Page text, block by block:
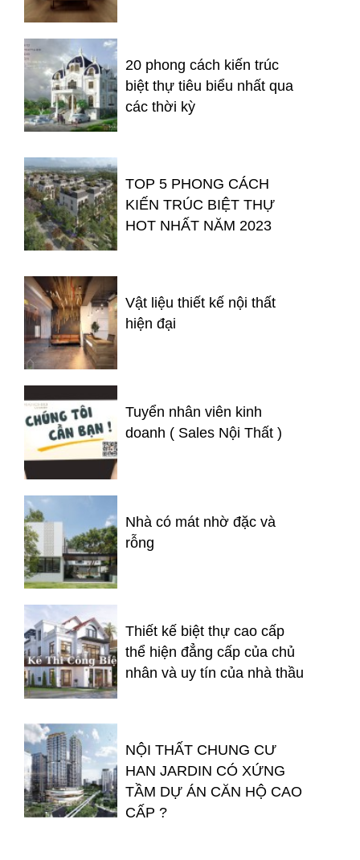
20 phong cách kiến trúc
biệt thự tiêu biểu nhất qua
các thời kỳ
TOP 5 PHONG CÁCH
KIẾN TRÚC BIỆT THỰ
HOT NHẤT NĂM 2023
Vật liệu thiết kế nội thất
hiện đại
Tuyển nhân viên kinh
doanh ( Sales Nội Thất )
Nhà có mát nhờ đặc và
rỗng
Thiết kế biệt thự cao cấp
thể hiện đẳng cấp của chủ
nhân và uy tín của nhà thầu
NỘI THẤT CHUNG CƯ
HAN JARDIN CÓ XỨNG
TẦM DỰ ÁN CĂN HỘ CAO
CẤP ?